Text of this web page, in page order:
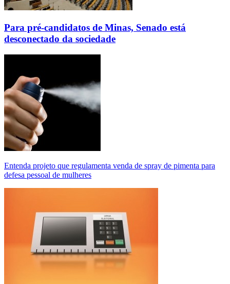
Para pré-candidatos de Minas, Senado está
desconectado da sociedade
Entenda projeto que regulamenta venda de spray de pimenta para
defesa pessoal de mulheres